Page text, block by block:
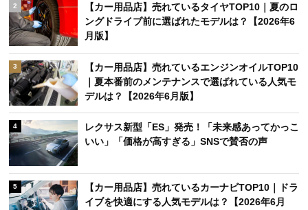
2
【カー用品店】売れているタイヤTOP10｜夏のロ
ングドライブ前に選ばれたモデルは？【2026年6
月版】
3
【カー用品店】売れているエンジンオイルTOP10
｜夏本番前のメンテナンスで選ばれている人気モ
デルは？【2026年6月版】
4
レクサス新型「ES」発売！「未来感あってかっこ
いい」「価格が高すぎる」SNSで賛否の声
5
【カー用品店】売れているカーナビTOP10｜ドラ
イブを快適にする人気モデルは？【2026年6月